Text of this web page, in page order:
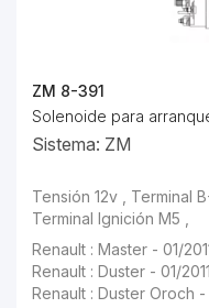
ZM 8-391
Solenoide para
Sistema: ZM
Tensión 12v , Terminal
Terminal Ignición M5 ,
Renault : Master - 01/
Renault : Duster - 01/2011
Renault : Duster Oroch -